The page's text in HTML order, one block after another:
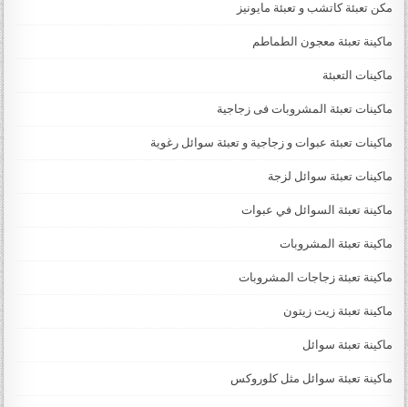
مكن تعبئة كاتشب و تعبئة مايونيز
ماكينة تعبئة معجون الطماطم
ماكينات التعبئة
ماكينات تعبئة المشروبات فى زجاجية
ماكينات تعبئة عبوات و زجاجية و تعبئة سوائل رغوية
ماكينات تعبئة سوائل لزجة
‏‏‏ماكينة تعبئة السوائل في عبوات
ماكينة تعبئة المشروبات
ماكينة تعبئة زجاجات المشروبات
ماكينة تعبئة زيت زيتون
ماكينة تعبئة سوائل
ماكينة تعبئة سوائل مثل كلوروكس